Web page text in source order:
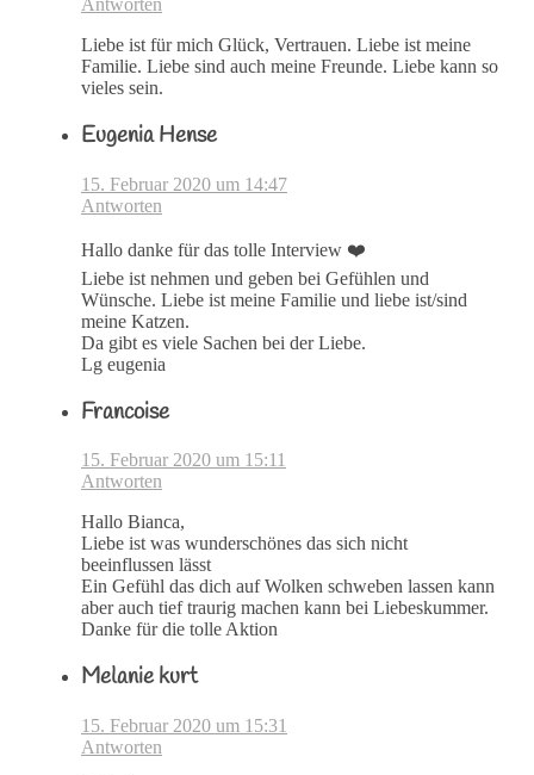
Antworten
Liebe ist für mich Glück, Vertrauen. Liebe ist meine
Familie. Liebe sind auch meine Freunde. Liebe kann so
vieles sein.
Eugenia Hense
15. Februar 2020 um 14:47
Antworten
Hallo danke für das tolle Interview ❤️
Liebe ist nehmen und geben bei Gefühlen und
Wünsche. Liebe ist meine Familie und liebe ist/sind
meine Katzen.
Da gibt es viele Sachen bei der Liebe.
Lg eugenia
Francoise
15. Februar 2020 um 15:11
Antworten
Hallo Bianca,
Liebe ist was wunderschönes das sich nicht
beeinflussen lässt
Ein Gefühl das dich auf Wolken schweben lassen kann
aber auch tief traurig machen kann bei Liebeskummer.
Danke für die tolle Aktion
Melanie kurt
15. Februar 2020 um 15:31
Antworten